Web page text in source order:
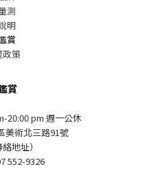
測
明
賞
政策
賞
20:00 pm 週一公休
美術北三路91號
地址）
552-9326